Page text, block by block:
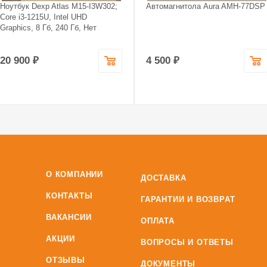
Ноутбук Dexp Atlas M15-I3W302;
Core i3-1215U, Intel UHD
Graphics, 8 Гб, 240 Гб, Нет
20 900 ₽
Автомагнитола Aura AMH-77DSP
4 500 ₽
О КОМПАНИИ
КОНТАКТЫ
ВАКАНСИИ
АКЦИИ
ОТЗЫВЫ
ДОСТАВКА
ГАРАНТИИ И ВОЗВРАТ
ОПЛАТА
ВОПРОСЫ И ОТВЕТЫ
ДОКУМЕНТЫ